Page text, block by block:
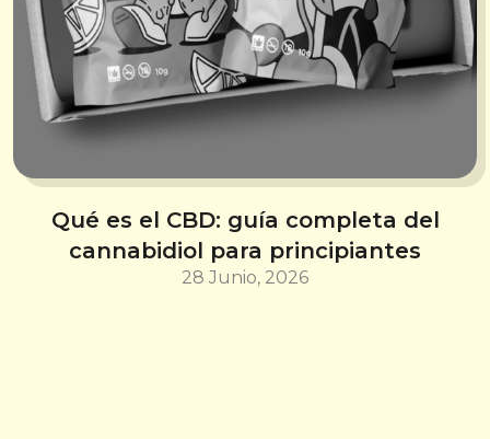
Qué es el CBD: guía completa del
cannabidiol para principiantes
28 Junio, 2026